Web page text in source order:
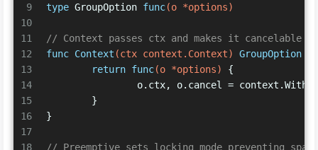
9
10
11
12
13
14
15
16
17
18
type GroupOption func(o *options)
// Context passes ctx and makes it cancelable
func Context (ctx context.Context) GroupOption
return func(o *options)
{
o.ctx, o.cancel =
	}
}
// Preemptive sets locking mode preventing